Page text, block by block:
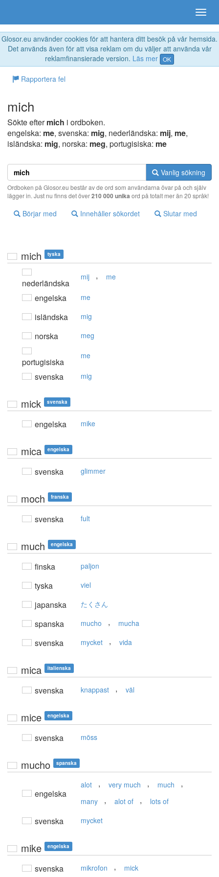
Glosor.eu använder cookies för att hantera ditt besök på vår hemsida.
Det används även för att visa reklam om du väljer att använda vår
reklamfinansierade version. Läs mer OK
Rapportera fel
mich
Sökte eftermich i ordboken.
engelska: me, svenska: mig, nederländska: mij, me,
isländska: mig, norska: meg, portugisiska: me
Vanlig sökning
Ordboken på Glosor.eu består av de ord som användarna övar på och själv
lägger in. Just nu finns det över210 000 unika ord på totalt mer än 20 språk!
Börjar med Innehåller sökordet Slutar med
mich tyska
nederländska
mij , me
engelska me
isländska mig
norska meg
portugisiska
me
svenska mig
mick svenska
engelska mike
mica engelska
svenska glimmer
moch franska
svenska fult
much engelska
finska paljon
tyska viel
japanska たくさん
spanska mucho , mucha
svenska mycket , vida
mica italienska
svenska knappast , väl
mice engelska
svenska möss
mucho spanska
engelska
alot , very much , much ,
many , alot of , lots of
svenska mycket
mike engelska
svenska mikrofon , mick